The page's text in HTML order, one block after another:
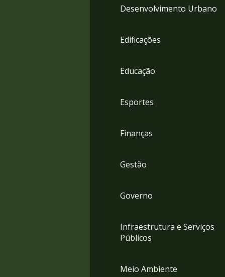
Desenvolvimento Urbano
Edificações
Educação
Esportes
Finanças
Gestão
Governo
Infraestrutura e Serviços
Públicos
Meio Ambiente